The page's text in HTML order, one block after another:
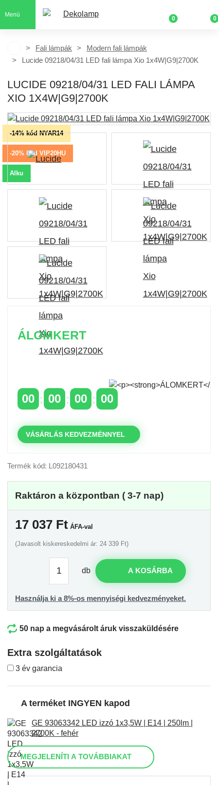
Menü
0 0
Fali lámpák
Modern fali lámpák
Lucide 09218/04/31 LED fali lámpa Xio 1x4W|G9|2700K
LUCIDE 09218/04/31 LED FALI LÁMPA
XIO 1X4W|G9|2700K
-14% kód NYAR14
-20% kód VIP20HU
Alku
ÁLOMKERT
a következő kóddal: VIP20HU
00 00 00 00
VÁSÁRLÁS KEDVEZMÉNNYEL
Termék kód: L092180431
Raktáron a központban ( 3-7 nap)
17 037 Ft ÁFA-val
(Javasolt kiskereskedelmi ár: 24 339 Ft)
db A KOSÁRBA
Használja ki a 8%-os mennyiségi kedvezményeket.
50 nap a megvásárolt áruk visszaküldésére
Extra szolgáltatások
3 év garancia
A terméket INGYEN kapod
GE 93063342 LED izzó 1x3,5W | E14 | 250lm |
2700K - fehér
MEGJELENÍTI A TOVÁBBIAKAT